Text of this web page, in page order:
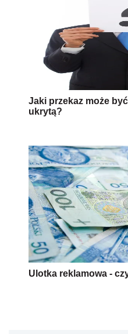
Jaki przekaz może
ukrytą?
Ulotka reklamowa -